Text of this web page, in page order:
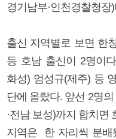
경기남부·인천경찰청장
출신 지역별로 보면 한
등 호남 출신이 2명이
화성) 엄성규(제주) 등
단에 올랐다. 앞선 2명
·전남 보성)까지 합치면
지역은 한 자리씩 분배